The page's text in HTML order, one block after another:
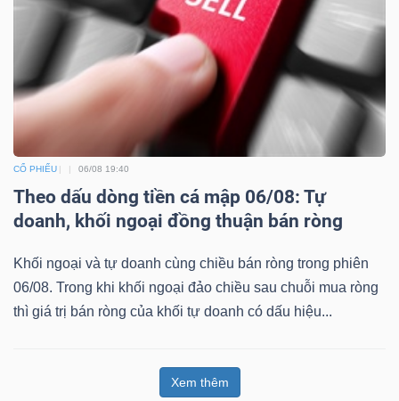
CỔ PHIẾU 06/08 19:40
Theo dấu dòng tiền cá mập 06/08: Tự
doanh, khối ngoại đồng thuận bán ròng
Khối ngoại và tự doanh cùng chiều bán ròng trong phiên
06/08. Trong khi khối ngoại đảo chiều sau chuỗi mua ròng
thì giá trị bán ròng của khối tự doanh có dấu hiệu...
Xem thêm